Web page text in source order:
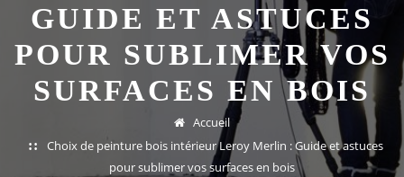
GUIDE ET ASTUCES
POUR SUBLIMER VOS
SURFACES EN BOIS
Accueil
Choix de peinture bois intérieur Leroy Merlin : Guide et astuces
pour sublimer vos surfaces en bois